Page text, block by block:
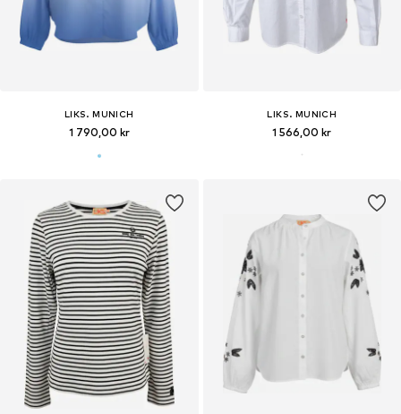
LIKS. MUNICH
1 790,00 kr
LIKS. MUNICH
1 566,00 kr